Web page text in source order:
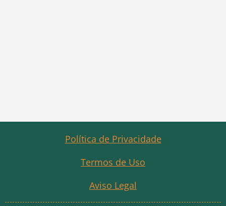
Política de Privacidade
Termos de Uso
Aviso Legal